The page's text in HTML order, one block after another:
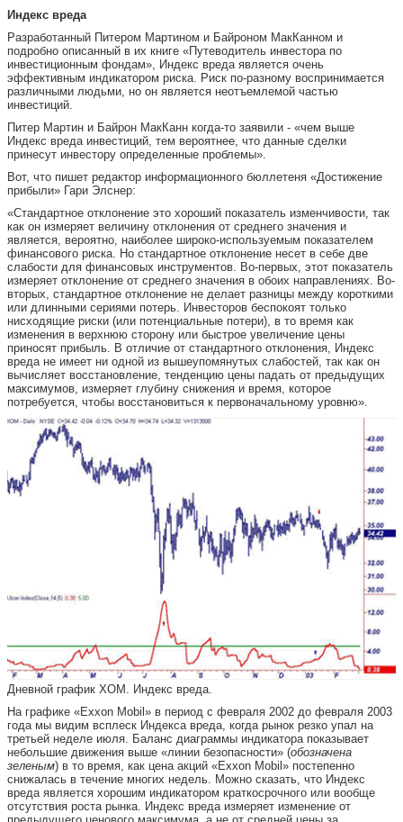
Индекс вреда
Разработанный Питером Мартином и Байроном МакКанном и
подробно описанный в их книге «Путеводитель инвестора по
инвестиционным фондам», Индекс вреда является очень
эффективным индикатором риска. Риск по-разному воспринимается
различными людьми, но он является неотъемлемой частью
инвестиций.
Питер Мартин и Байрон МакКанн когда-то заявили - «чем выше
Индекс вреда инвестиций, тем вероятнее, что данные сделки
принесут инвестору определенные проблемы».
Вот, что пишет редактор информационного бюллетеня «Достижение
прибыли» Гари Элснер:
«Стандартное отклонение это хороший показатель изменчивости, так
как он измеряет величину отклонения от среднего значения и
является, вероятно, наиболее широко-используемым показателем
финансового риска. Но стандартное отклонение несет в себе две
слабости для финансовых инструментов. Во-первых, этот показатель
измеряет отклонение от среднего значения в обоих направлениях. Во-
вторых, стандартное отклонение не делает разницы между короткими
или длинными сериями потерь. Инвесторов беспокоят только
нисходящие риски (или потенциальные потери), в то время как
изменения в верхнюю сторону или быстрое увеличение цены
приносят прибыль. В отличие от стандартного отклонения, Индекс
вреда не имеет ни одной из вышеупомянутых слабостей, так как он
вычисляет восстановление, тенденцию цены падать от предыдущих
максимумов, измеряет глубину снижения и время, которое
потребуется, чтобы восстановиться к первоначальному уровню».
Дневной график XOM. Индекс вреда.
На графике «Exxon Mobil» в период с февраля 2002 до февраля 2003
года мы видим всплеск Индекса вреда, когда рынок резко упал на
третьей неделе июля. Баланс диаграммы индикатора показывает
небольшие движения выше «линии безопасности» (обозначена
зеленым) в то время, как цена акций «Exxon Mobil» постепенно
снижалась в течение многих недель. Можно сказать, что Индекс
вреда является хорошим индикатором краткосрочного или вообще
отсутствия роста рынка. Индекс вреда измеряет изменение от